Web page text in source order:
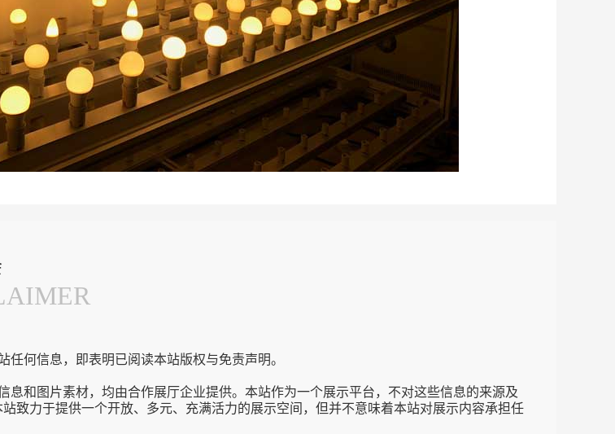
任何信息，即表明已阅读本站版权与免责声明。
息和图片素材，均由合作展厅企业提供。本站作为一个展示平台，不对这些信息的来源及
致力于提供一个开放、多元、充满活力的展示空间，但并不意味着本站对展示内容承担任